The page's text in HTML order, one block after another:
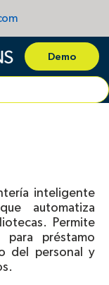
Demo
inteligente
automatiza
Permite
préstamo
del personal y